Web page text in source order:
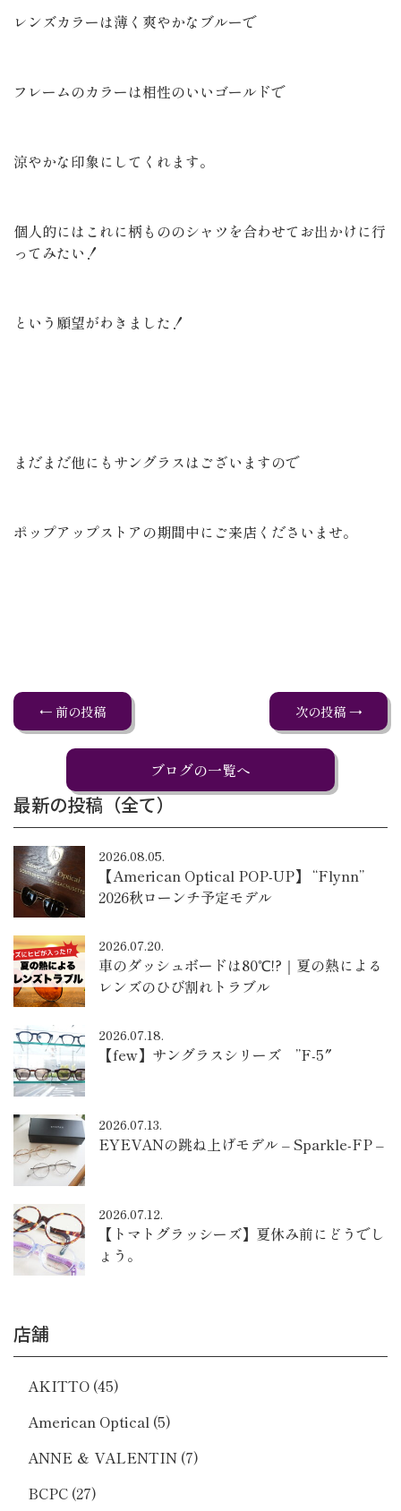
レンズカラーは薄く爽やかなブルーで
フレームのカラーは相性のいいゴールドで
涼やかな印象にしてくれます。
個人的にはこれに柄もののシャツを合わせてお出かけに行
ってみたい！
という願望がわきました！
まだまだ他にもサングラスはございますので
ポップアップストアの期間中にご来店くださいませ。
← 前の投稿 次の投稿 →
ブログの一覧へ
最新の投稿（全て）
2026.08.05.
【American Optical POP-UP】 “Flynn”
2026秋ローンチ予定モデル
2026.07.20.
車のダッシュボードは80℃!?｜夏の熱による
レンズのひび割れトラブル
2026.07.18.
【few】サングラスシリーズ ”F-5″
2026.07.13.
EYEVANの跳ね上げモデル – Sparkle-FP –
2026.07.12.
【トマトグラッシーズ】夏休み前にどうでし
ょう。
店舗
AKITTO (45)
American Optical (5)
ANNE ＆ VALENTIN (7)
BCPC (27)